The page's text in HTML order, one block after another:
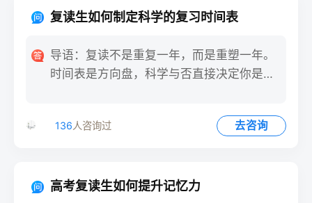
复读生如何制定科学的复习时间表
导语：复读不是重复一年，而是重塑一年。
时间表是方向盘，科学与否直接决定你是弯
136人咨询过 去咨询
高考复读生如何提升记忆力